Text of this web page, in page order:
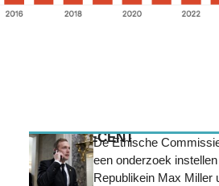
MEEST RECENT
De Ethische
een onderzoek
Republikein Max Miller